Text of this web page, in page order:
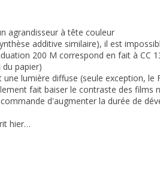
agrandisseur à tête couleur
additive similaire), il est
200 M correspond en fait à CC
papier)
lumière diffuse (seule exception,
fait baiser le contraste des films
d'augmenter la durée de
hier…